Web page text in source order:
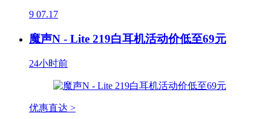
9 07.17
魔声N - Lite 219白耳机活动价低至69元
24小时前
优惠直达 >